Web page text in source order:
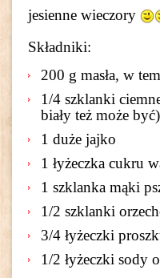
jesienne wieczory
Składniki:
200 g masła, w
1/4 szklanki
biały też może być)
1 duże jajko
1 łyżeczka cukru
1 szklanka mąki
1/2 szklanki
3/4 łyżeczki
1/2 łyżeczki sody